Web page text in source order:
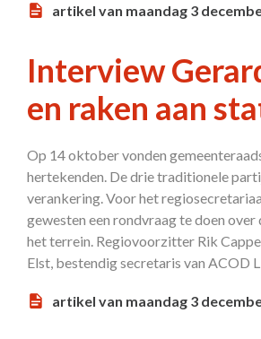
artikel van maandag 3
Interview
en raken aan
Op 14 oktober vonden
hertekenden. De drie traditionele
verankering. Voor het
gewesten een rondvraag te doen
het terrein. Regiovoorzitter Rik
Elst, bestendig secretaris van ACOD
artikel van maandag 3